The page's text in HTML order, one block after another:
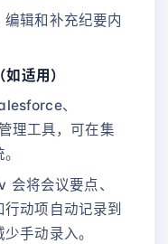
辑和补充纪要内
适用）
、
理工具，可在集
会将会议要点、
动项自动记录到
手动录入。